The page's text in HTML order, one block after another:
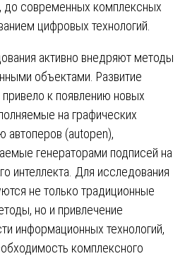
до современных комплексных
цифровых технологий.
активно внедряют методы
объектами. Развитие
к появлению новых
на графических
автоперов (autopen),
генераторами подписей на
интеллекта. Для исследования
не только традиционные
но и привлечение
информационных технологий,
комплексного